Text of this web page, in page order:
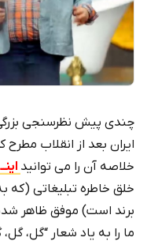
چندی پیش نظرسنجی بزرگی
ایران بعد از انقلاب
خلاصه آن را می توانید
خلق خاطره تبلیغاتی (که
برند است) موفق ظاهر
ما را به یاد شعار “گل،